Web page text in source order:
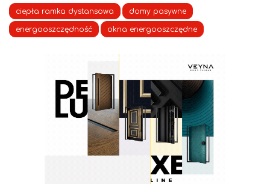
ciepła ramka dystansowa domy pasywne
energooszczędność okna energooszczędne